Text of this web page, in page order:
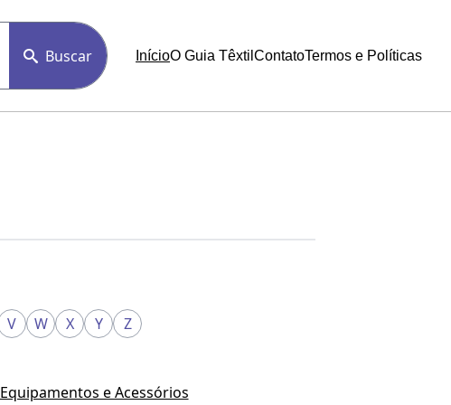
Buscar
InícioO Guia Têxtil ContatoTermos e Políticas
V W X Y Z
Equipamentos e Acessórios